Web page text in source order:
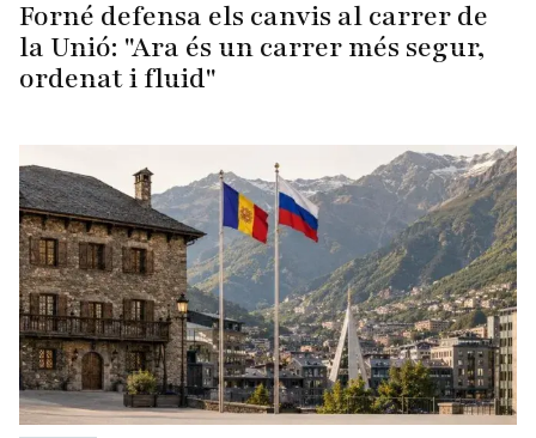
Forné defensa els canvis al carrer de
la Unió: "Ara és un carrer més segur,
ordenat i fluid"